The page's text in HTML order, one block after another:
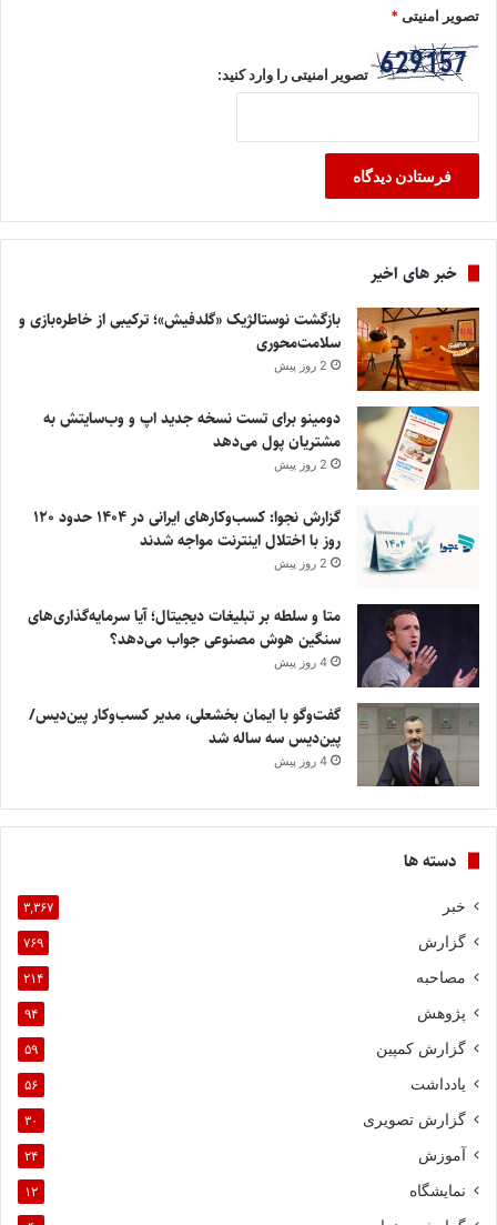
تصویر امنیتی*
تصویر امنیتی را وارد کنید:
خبر های اخیر
بازگشت نوستالژیک «گلدفیش»؛ ترکیبی از خاطره‌بازی و
سلامت‌محوری
2 روز پیش
دومینو برای تست نسخه جدید اپ و وب‌سایتش به
مشتریان پول می‌دهد
2 روز پیش
گزارش نجوا: کسب‌وکارهای ایرانی در ۱۴۰۴ حدود ۱۲۰
روز با اختلال اینترنت مواجه شدند
2 روز پیش
متا و سلطه بر تبلیغات دیجیتال؛ آیا سرمایه‌گذاری‌های
سنگین هوش مصنوعی جواب می‌دهد؟
4 روز پیش
گفت‌وگو با ایمان بخشعلی، مدیر کسب‌وکار پین‌دیس/
پین‌دیس سه ساله شد
4 روز پیش
دسته ها
خبر ۳,۳۶۷
گزارش ۷۶۹
مصاحبه ۲۱۴
پژوهش ۹۴
گزارش کمپین ۵۹
یادداشت ۵۶
گزارش تصویری ۳۰
آموزش ۲۴
نمایشگاه ۱۲